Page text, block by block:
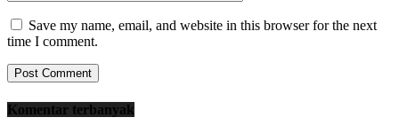
Save my name, email, and website in this browser for the next
time I comment.
Komentar terbanyak